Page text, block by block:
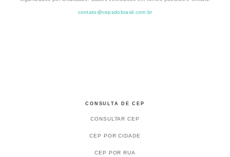
contato@cepsdobrasil.com.br
CONSULTA DE CEP
CONSULTAR CEP
CEP POR CIDADE
CEP POR RUA